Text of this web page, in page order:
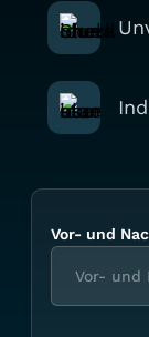
Vor- und